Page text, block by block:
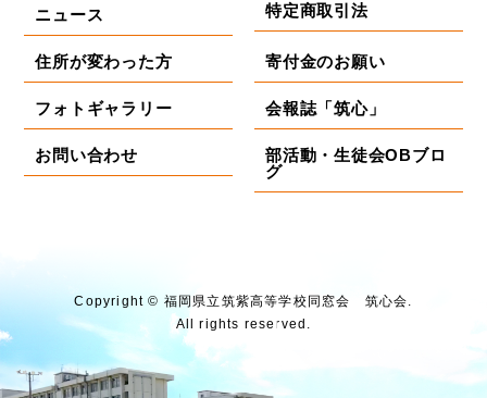
特定商取引法
ニュース
住所が変わった方
フォトギャラリー
お問い合わせ
寄付金のお願い
会報誌「筑心」
部活動・生徒会OBブロ
グ
Copyright © 福岡県⽴筑紫⾼等学校同窓会 筑⼼会.
All rights reserved.